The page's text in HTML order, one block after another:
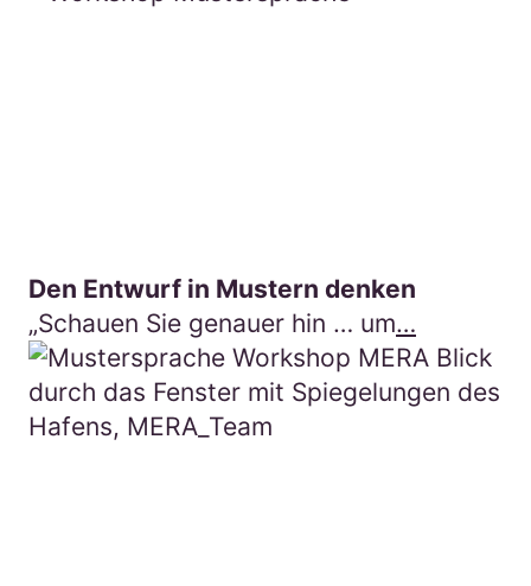
Den Entwurf in Mustern denken
„Schauen Sie genauer hin … um…